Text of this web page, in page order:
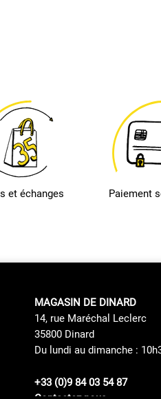
et échanges Paiement
MAGASIN DE DINARD
14, rue Maréchal Leclerc
35800 Dinard
Du lundi au dimanche :
+33 (0)9 84 03 54 87